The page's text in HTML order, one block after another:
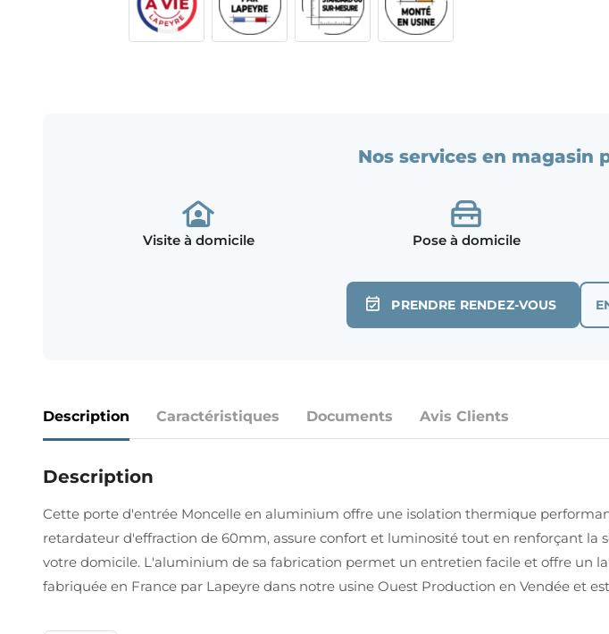
Nos services en magasin
Visite à domicile Pose à domicile
PRENDRE RENDEZ-VOUS
Description Caractéristiques Documents Avis Clients
Description
Cette porte d'entrée Moncelle en aluminium offre une isolation thermique
retardateur d'effraction de 60mm, assure confort et luminosité tout en renforçant
votre domicile. L'aluminium de sa fabrication permet un entretien facile et offre un
fabriquée en France par Lapeyre dans notre usine Ouest Production en Vendée et